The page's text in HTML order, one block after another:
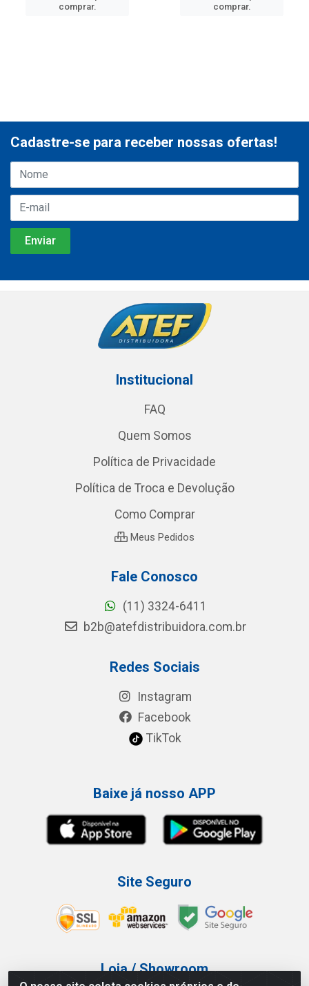
comprar.
comprar.
Cadastre-se para receber nossas ofertas!
Institucional
FAQ
Quem Somos
Política de Privacidade
Política de Troca e Devolução
Como Comprar
Meus Pedidos
Fale Conosco
(11) 3324-6411
b2b@atefdistribuidora.com.br
Redes Sociais
Instagram
Facebook
TikTok
Baixe já nosso APP
Site Seguro
Loja / Showroom